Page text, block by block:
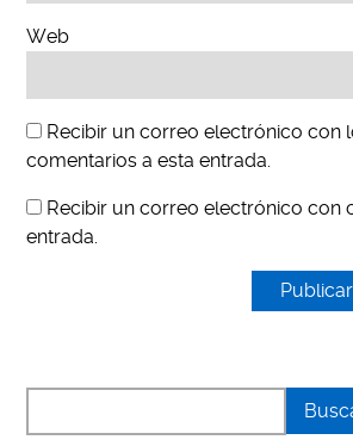
Web
Recibir un correo electrónico con
comentarios a esta entrada.
Recibir un correo electrónico con
entrada.